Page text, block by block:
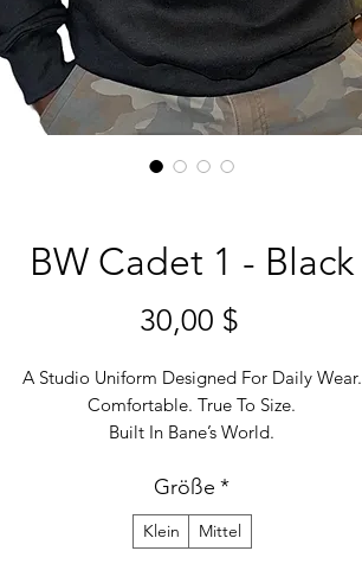
BW Cadet 1 - Black
30,00 $Preis
A Studio Uniform Designed For Daily Wear.
Comfortable. True To Size.
Built In Bane’s World.
Größe *
Klein Mittel